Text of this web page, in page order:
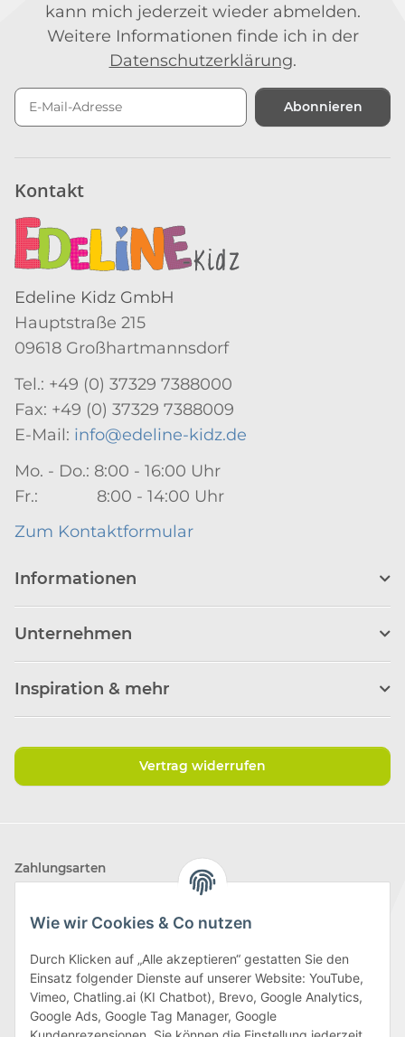
Wie wir Cookies & Co nutzen
Durch Klicken auf „Alle akzeptieren“ gestatten Sie den
Einsatz folgender Dienste auf unserer Website: YouTube,
Vimeo, Chatling.ai (KI Chatbot), Brevo, Google Analytics,
Google Ads, Google Tag Manager, Google
kann mich jederzeit wieder abmelden.
Weitere Informationen finde ich in der
Datenschutzerklärung.
Abonnieren
Kontakt
Edeline Kidz GmbH
Hauptstraße 215
09618 Großhartmannsdorf
Tel.: +49 (0) 37329 7388000
Fax: +49 (0) 37329 7388009
E-Mail: info@edeline-kidz.de
Mo. - Do.: 8:00 - 16:00 Uhr
Fr.: 8:00 - 14:00 Uhr
Zum Kontaktformular
Informationen
Unternehmen
Inspiration & mehr
Vertrag widerrufen
Zahlungsarten
Wir versenden mit